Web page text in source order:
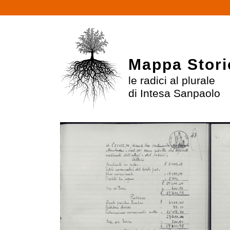
Mappa
le radici al plurale
di Intesa Sanpaolo